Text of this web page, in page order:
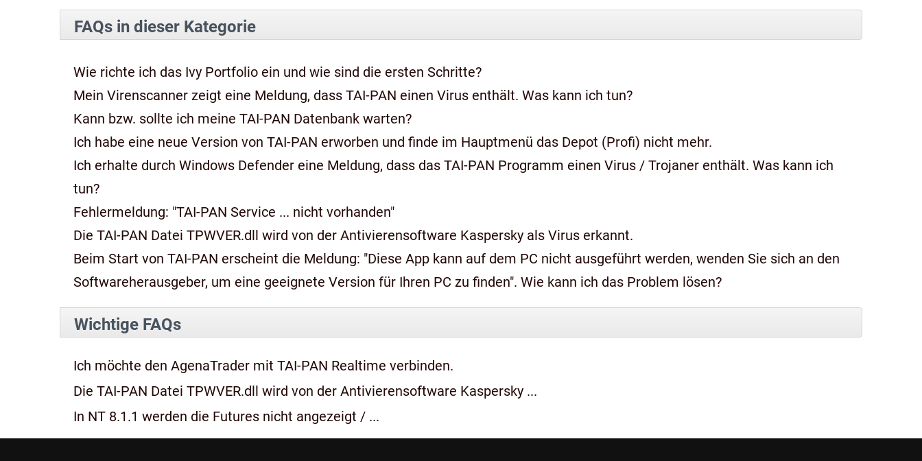
FAQs in dieser Kategorie
Wie richte ich das Ivy Portfolio ein und wie sind die ersten Schritte?
Mein Virenscanner zeigt eine Meldung, dass TAI-PAN einen Virus enthält. Was kann ich tun?
Kann bzw. sollte ich meine TAI-PAN Datenbank warten?
Ich habe eine neue Version von TAI-PAN erworben und finde im Hauptmenü das Depot (Profi) nicht mehr.
Ich erhalte durch Windows Defender eine Meldung, dass das TAI-PAN Programm einen Virus / Trojaner enthält. Was kann ich
tun?
Fehlermeldung: "TAI-PAN Service ... nicht vorhanden"
Die TAI-PAN Datei TPWVER.dll wird von der Antivierensoftware Kaspersky als Virus erkannt.
Beim Start von TAI-PAN erscheint die Meldung: "Diese App kann auf dem PC nicht ausgeführt werden, wenden Sie sich an den
Softwareherausgeber, um eine geeignete Version für Ihren PC zu finden". Wie kann ich das Problem lösen?
Wichtige FAQs
Ich möchte den AgenaTrader mit TAI-PAN Realtime verbinden.
Die TAI-PAN Datei TPWVER.dll wird von der Antivierensoftware Kaspersky ...
In NT 8.1.1 werden die Futures nicht angezeigt / ...